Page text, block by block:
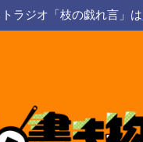
ラジオ「枝の戯れ言」は